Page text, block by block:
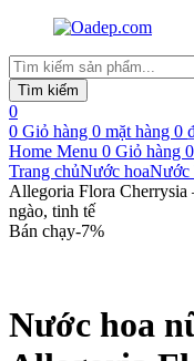
Tìm
kiếm
sản
phẩm
Tìm kiếm
0
0 Giỏ hàng 0 mặt hàng 0
Home Menu 0 Giỏ hàng 0
Trang chủNước hoaNước
Allegoria Flora
ngào, tinh tế
Bán chạy-7%
Nước hoa